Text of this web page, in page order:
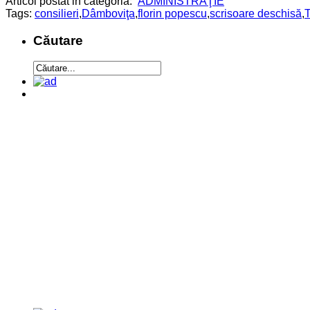
Tags: consilieri,Dâmboviţa,florin popescu,scrisoare deschisă,
Căutare